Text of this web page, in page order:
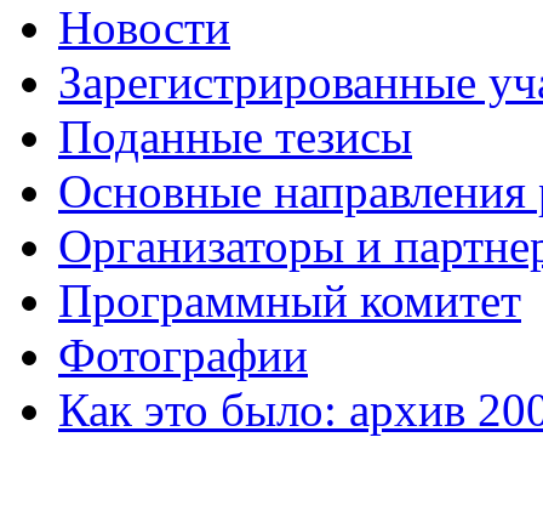
Новости
Зарегистрированные
Поданные тезисы
Основные направления
Организаторы и
Программный комитет
Фотографии
Как это было: архив